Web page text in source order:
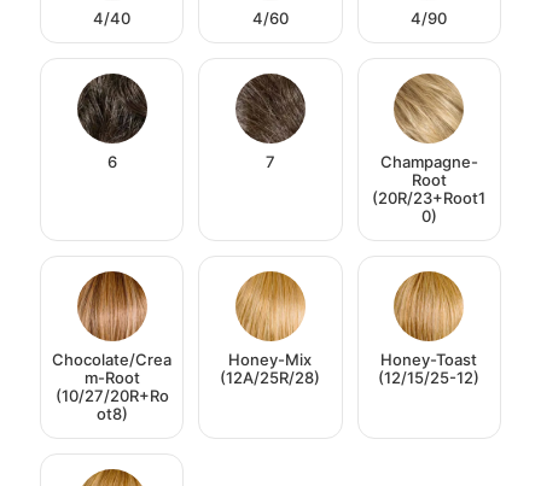
4/40 4/60 4/90
6 7
Champagne-
Root
(20R/23+Root1
0)
Chocolate/Crea
m-Root
(10/27/20R+Ro
ot8)
Honey-Mix
(12A/25R/28)
Honey-Toast
(12/15/25-12)